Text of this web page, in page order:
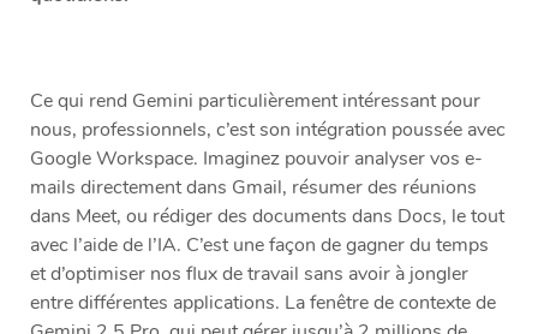
Ce qui rend Gemini particulièrement intéressant pour
nous, professionnels, c’est son intégration poussée avec
Google Workspace. Imaginez pouvoir analyser vos e-
mails directement dans Gmail, résumer des réunions
dans Meet, ou rédiger des documents dans Docs, le tout
avec l’aide de l’IA. C’est une façon de gagner du temps
et d’optimiser nos flux de travail sans avoir à jongler
entre différentes applications. La fenêtre de contexte de